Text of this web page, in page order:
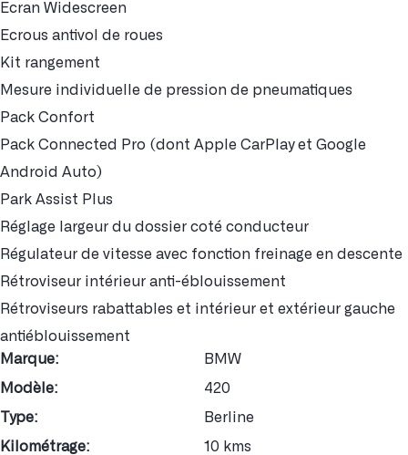
Ecran Widescreen
Ecrous antivol de roues
Kit rangement
Mesure individuelle de pression de pneumatiques
Pack Confort
Pack Connected Pro (dont Apple CarPlay et Google
Android Auto)
Park Assist Plus
Réglage largeur du dossier coté conducteur
Régulateur de vitesse avec fonction freinage en descente
Rétroviseur intérieur anti-éblouissement
Rétroviseurs rabattables et intérieur et extérieur gauche
antiéblouissement
Marque:
BMW
Modèle:
420
Type:
Berline
Kilométrage:
10 kms